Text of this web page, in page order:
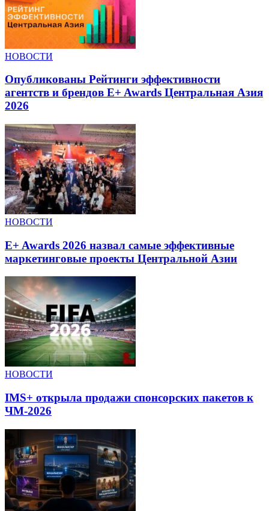
НОВОСТИ
Опубликованы Рейтинги эффективности
агентств и брендов E+ Awards Центральная Азия
2026
НОВОСТИ
E+ Awards 2026 назвал самые эффективные
маркетинговые проекты Центральной Азии
НОВОСТИ
IMS+ открыла продажи спонсорских пакетов к
ЧМ-2026